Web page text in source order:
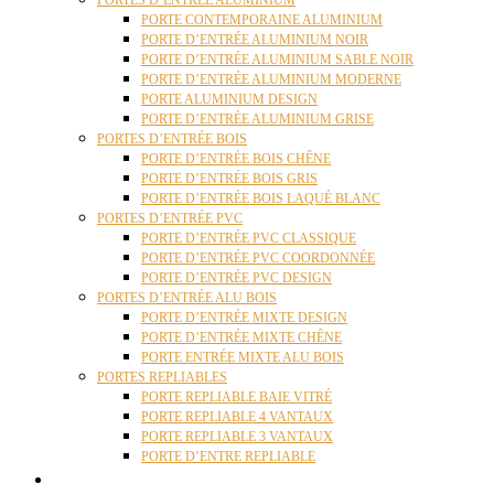
PORTE CONTEMPORAINE ALUMINIUM
PORTE D’ENTRÉE ALUMINIUM NOIR
PORTE D’ENTRÉE ALUMINIUM SABLE NOIR
PORTE D’ENTRÉE ALUMINIUM MODERNE
PORTE ALUMINIUM DESIGN
PORTE D’ENTRÉE ALUMINIUM GRISE
PORTES D’ENTRÉE BOIS
PORTE D’ENTRÉE BOIS CHÊNE
PORTE D’ENTRÉE BOIS GRIS
PORTE D’ENTRÉE BOIS LAQUÉ BLANC
PORTES D’ENTRÉE PVC
PORTE D’ENTRÉE PVC CLASSIQUE
PORTE D’ENTRÉE PVC COORDONNÉE
PORTE D’ENTRÉE PVC DESIGN
PORTES D’ENTRÉE ALU BOIS
PORTE D’ENTRÉE MIXTE DESIGN
PORTE D’ENTRÉE MIXTE CHÊNE
PORTE ENTRÉE MIXTE ALU BOIS
PORTES REPLIABLES
PORTE REPLIABLE BAIE VITRÉ
PORTE REPLIABLE 4 VANTAUX
PORTE REPLIABLE 3 VANTAUX
PORTE D’ENTRE REPLIABLE